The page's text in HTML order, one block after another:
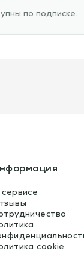
по подписке.
cookie